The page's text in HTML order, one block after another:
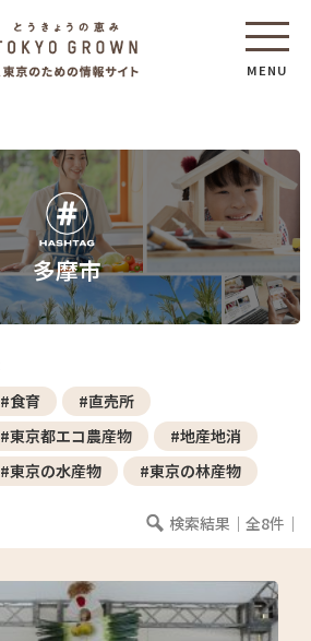
MENU
多摩市
#食育
#直売所
#東京都エコ農産物
#地産地消
#東京の水産物 #東京の林産物
検索結果｜全8件｜